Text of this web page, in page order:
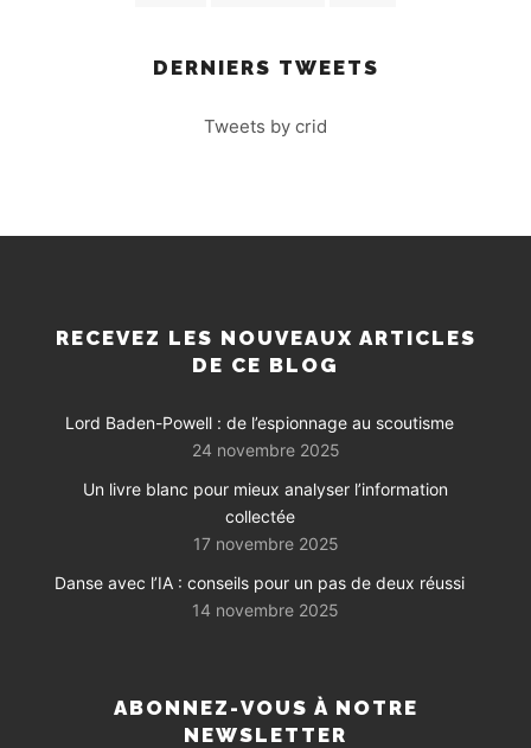
DERNIERS TWEETS
Tweets by crid
RECEVEZ LES NOUVEAUX ARTICLES
DE CE BLOG
Lord Baden-Powell : de l’espionnage au scoutisme
24 novembre 2025
Un livre blanc pour mieux analyser l’information
collectée
17 novembre 2025
Danse avec l’IA : conseils pour un pas de deux réussi
14 novembre 2025
ABONNEZ-VOUS À NOTRE
NEWSLETTER